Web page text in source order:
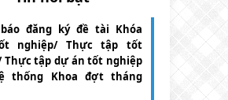
đăng ký đề tài Khóa
nghiệp/ Thực tập tốt
Thực tập dự án tốt nghiệp
thống Khoa đợt tháng